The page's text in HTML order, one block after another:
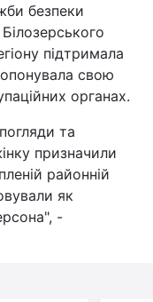
безпеки
підтримала
свою
органах.
та
призначили
районній
як
-